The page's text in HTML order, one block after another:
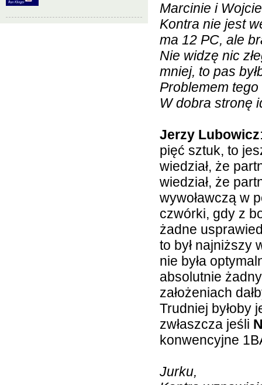
Marcinie i
Kontra nie jest
ma 12 PC, ale
Nie widzę nic
mniej, to pas
Problemem
W dobra stronę
Jerzy Lubowicz
pięć sztuk, to
wiedział, że
wiedział, że
wywoławczą w
czwórki, gdy z
żadne
to był najniższy
nie była
absolutnie
założeniach
Trudniej byłoby
zwłaszcza jeśli
konwencyjne
Jurku,